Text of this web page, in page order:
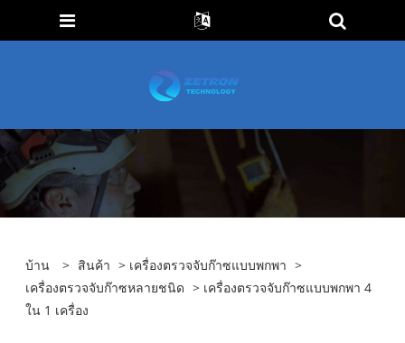
บ้าน > สินค้า > เครื่องตรวจจับก๊าซแบบพกพา >
เครื่องตรวจจับก๊าซหลายชนิด > เครื่องตรวจจับก๊าซแบบพกพา 4
ใน 1 เครื่อง